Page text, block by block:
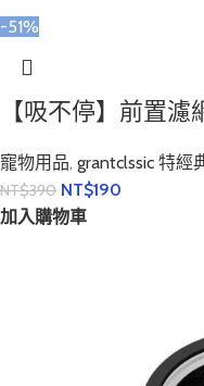
-51%
【吸不停】前置濾
寵物用品, grantclssic 特經
NT$390 NT$190
加入購物車